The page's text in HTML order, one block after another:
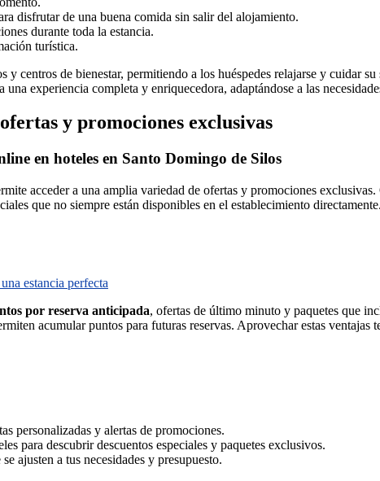
disfrutar de una buena comida sin salir del alojamiento.
durante toda la estancia.
turística.
centros de bienestar, permitiendo a los huéspedes relajarse y cuidar
experiencia completa y enriquecedora, adaptándose a las
y promociones exclusivas
en hoteles en Santo Domingo de Silos
acceder a una amplia variedad de ofertas y promociones
que no siempre están disponibles en el establecimiento
estancia perfecta
por reserva anticipada, ofertas de último minuto y paquetes que
acumular puntos para futuras reservas. Aprovechar estas ventajas
personalizadas y alertas de promociones.
para descubrir descuentos especiales y paquetes exclusivos.
ajusten a tus necesidades y presupuesto.